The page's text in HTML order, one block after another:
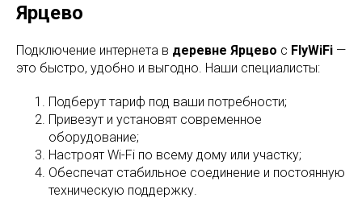
Ярцево
Подключение интернета в деревне Ярцево с FlyWiFi —
это быстро, удобно и выгодно. Наши специалисты:
Подберут тариф под ваши потребности;
Привезут и установят современное
оборудование;
Настроят Wi-Fi по всему дому или участку;
Обеспечат стабильное соединение и постоянную
техническую поддержку.